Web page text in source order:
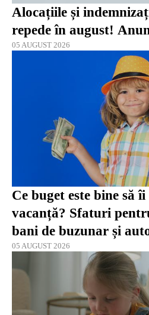
Alocațiile și
repede în august!
05 AUGUST 2026
Ce buget este bine să
vacanță? Sfaturi
bani de buzunar și
05 AUGUST 2026